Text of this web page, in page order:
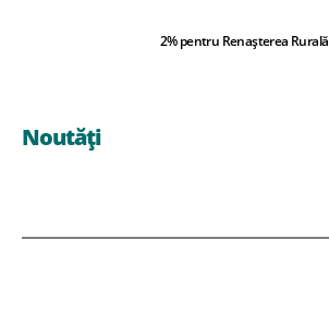
2% pentru Renașterea Rurală
Noutăți